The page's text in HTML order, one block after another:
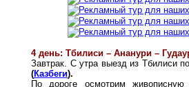
4 день: Тбилиси – Ананури –
Завтрак. С утра выезд из Тбилиси
(Казбеги).
По дороге осмотрим